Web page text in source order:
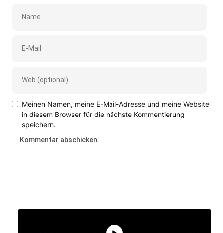
Meinen Namen, meine E-Mail-Adresse und meine Website
in diesem Browser für die nächste Kommentierung
speichern.